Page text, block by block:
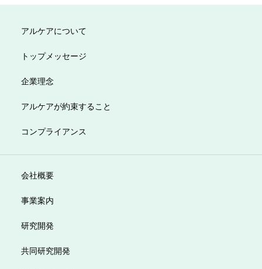
アルケアについて
トップメッセージ
企業理念
アルケアが約束すること
コンプライアンス
会社概要
事業案内
研究開発
共同研究開発